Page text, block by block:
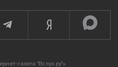
газета "Вслух.ру"»